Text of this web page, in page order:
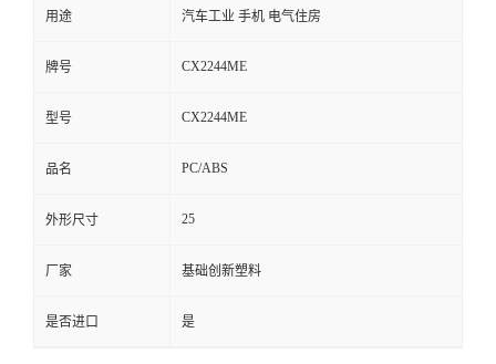
用途 汽车工业 手机 电气住房
牌号 CX2244ME
型号 CX2244ME
品名 PC/ABS
外形尺寸 25
厂家 基础创新塑料
是否进口 是